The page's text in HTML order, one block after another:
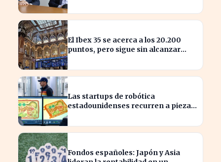
competencia
El Ibex 35 se acerca a los 20.200
puntos, pero sigue sin alcanzar
Las startups de robótica
estadounidenses recurren a piezas
Fondos españoles: Japón y Asia